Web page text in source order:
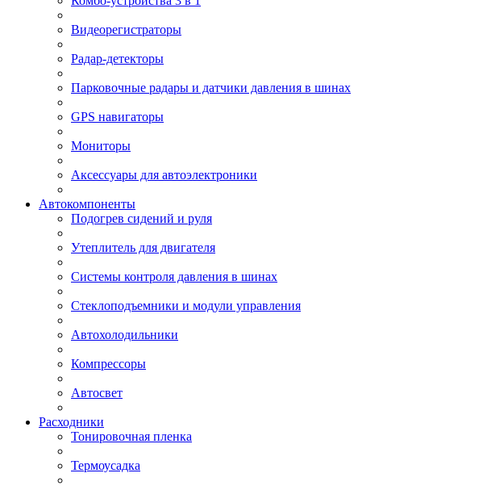
Видеорегистраторы
Радар-детекторы
Парковочные радары и датчики давления в шинах
GPS навигаторы
Мониторы
Аксессуары для автоэлектроники
Автокомпоненты
Подогрев сидений и руля
Утеплитель для двигателя
Системы контроля давления в шинах
Стеклоподъемники и модули управления
Автохолодильники
Компрессоры
Автосвет
Расходники
Тонировочная пленка
Термоусадка